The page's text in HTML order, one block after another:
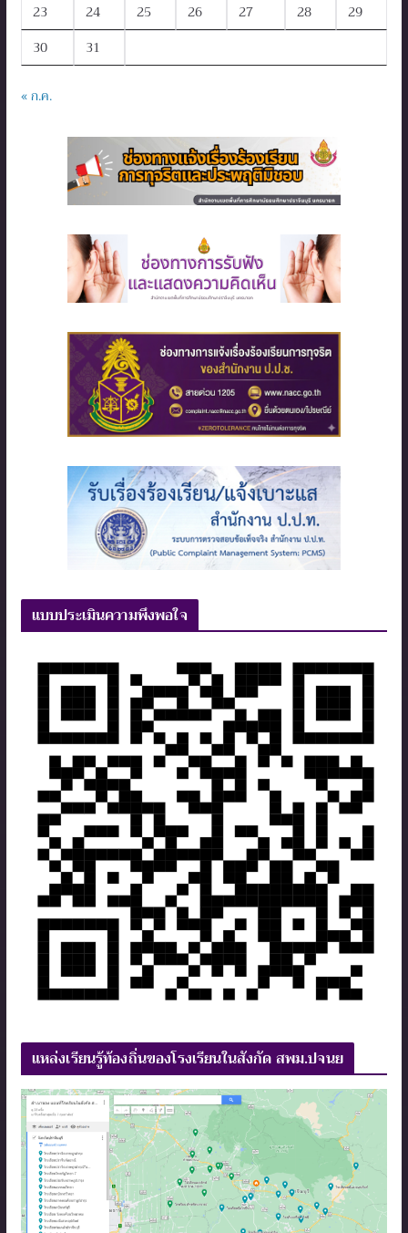
23
24 25 26 27 28
29
30
31
« ก.ค.
แบบประเมินความพึงพอใจ
แหล่งเรียนรู้ท้องถิ่นของโรงเรียนในสังกัด สพม.ปจนย